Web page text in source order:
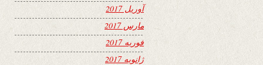
آوریل 2017
مارس 2017
فوریه 2017
ژانویه 2017